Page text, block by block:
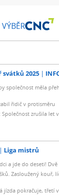
VÝBĚR
svátků 2025
společnost měla
řidič v protisměru
zrušila let
Liga mistrů
a jde do deseti!
Zasloužený kouř,
jízda pokračuje, třetí